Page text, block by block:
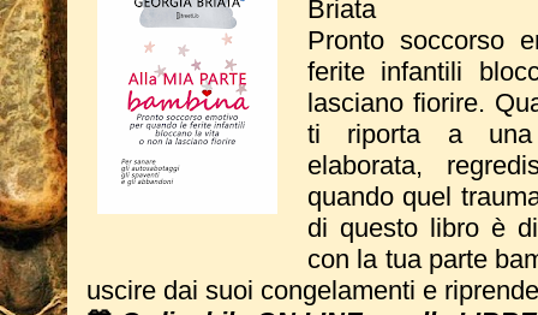
Briata
Pronto soccorso
ferite infantili
lasciano fiorire.
ti riporta a una
elaborata,
quando quel
di questo libro è
con la tua parte
uscire dai suoi congelamenti e